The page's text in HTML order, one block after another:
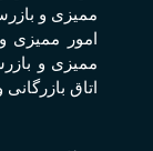
مميزی و
امور مميزی
اتاق